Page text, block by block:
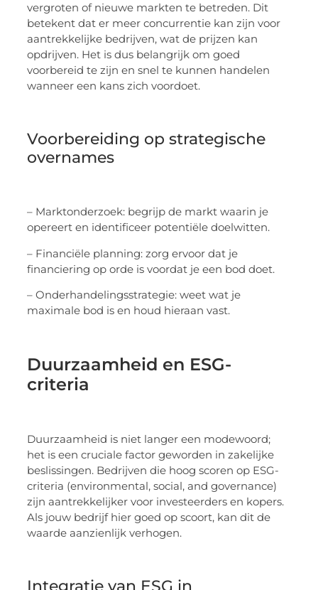
vergroten of nieuwe markten te betreden. Dit
betekent dat er meer concurrentie kan zijn voor
aantrekkelijke bedrijven, wat de prijzen kan
opdrijven. Het is dus belangrijk om goed
voorbereid te zijn en snel te kunnen handelen
wanneer een kans zich voordoet.
Voorbereiding op strategische
overnames
– Marktonderzoek: begrijp de markt waarin je
opereert en identificeer potentiële doelwitten.
– Financiële planning: zorg ervoor dat je
financiering op orde is voordat je een bod doet.
– Onderhandelingsstrategie: weet wat je
maximale bod is en houd hieraan vast.
Duurzaamheid en ESG-
criteria
Duurzaamheid is niet langer een modewoord;
het is een cruciale factor geworden in zakelijke
beslissingen. Bedrijven die hoog scoren op ESG-
criteria (environmental, social, and governance)
zijn aantrekkelijker voor investeerders en kopers.
Als jouw bedrijf hier goed op scoort, kan dit de
waarde aanzienlijk verhogen.
Integratie van ESG in